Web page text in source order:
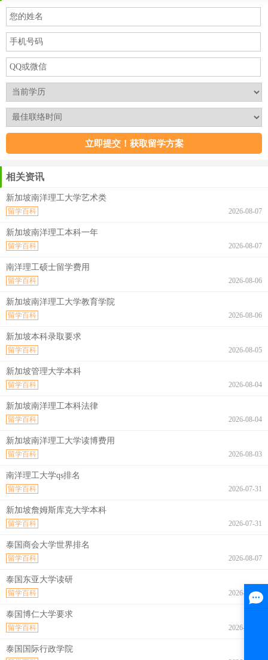
相关资讯
新加坡南洋理工大学艺术类
2026-08-07
留学百科
新加坡南洋理工本科一年
2026-08-07
留学百科
南洋理工硕士留学费用
2026-08-06
留学百科
新加坡南洋理工大学教育学院
2026-08-06
留学百科
新加坡本科录取要求
2026-08-05
留学百科
新加坡管理大学本科
2026-08-04
留学百科
新加坡南洋理工本科法律
2026-08-04
留学百科
新加坡南洋理工大学读博费用
2026-08-03
留学百科
南洋理工大学qs排名
2026-07-31
留学百科
新加坡詹姆斯库克大学本科
2026-07-31
留学百科
泰国商会大学世界排名
2026-08-07
留学百科
泰国东亚大学读研
2026-08-07
留学百科
泰国博仁大学要求
2026-08-07
留学百科
泰国国际行政学院